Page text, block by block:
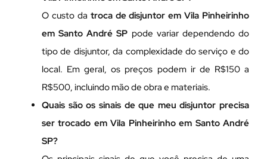
O custo da troca de disjuntor em Vila Pinheirinho
em Santo André SP pode variar dependendo do
tipo de disjuntor, da complexidade do serviço e do
local. Em geral, os preços podem ir de R$150 a
R$500, incluindo mão de obra e materiais.
Quais são os sinais de que meu disjuntor precisa
ser trocado em Vila Pinheirinho em Santo André
SP?